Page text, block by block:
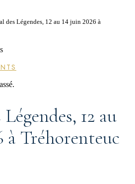
des Légendes, 12 au 14 juin 2026 à
12 au
à Tréhorenteuc